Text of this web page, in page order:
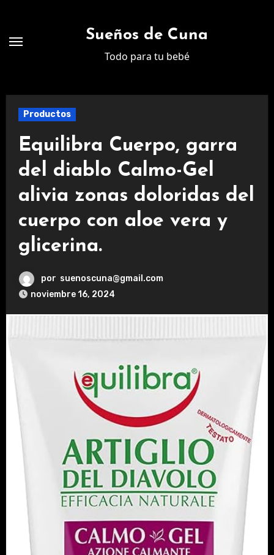
contenido
Sueños de Cuna
Todo para tu bebé
Productos
Equilibra Cuerpo, garra
del diablo Calmo-Gel
alivia zonas doloridas del
cuerpo con aloe vera y
glicerina.
por suenoscuna@gmail.com
noviembre 16, 2024